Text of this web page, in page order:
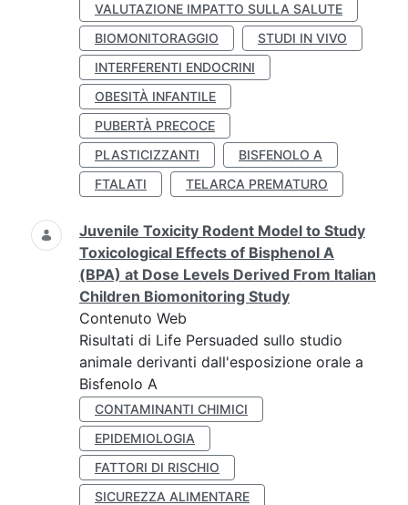
VALUTAZIONE IMPATTO SULLA SALUTE
BIOMONITORAGGIO
STUDI IN VIVO
INTERFERENTI ENDOCRINI
OBESITÀ INFANTILE
PUBERTÀ PRECOCE
PLASTICIZZANTI
BISFENOLO A
FTALATI
TELARCA PREMATURO
Juvenile Toxicity Rodent Model to Study
Toxicological Effects of Bisphenol A
(BPA) at Dose Levels Derived From Italian
Children Biomonitoring Study
Contenuto Web
Risultati di Life Persuaded sullo studio
animale derivanti dall'esposizione orale a
Bisfenolo A
CONTAMINANTI CHIMICI
EPIDEMIOLOGIA
FATTORI DI RISCHIO
SICUREZZA ALIMENTARE